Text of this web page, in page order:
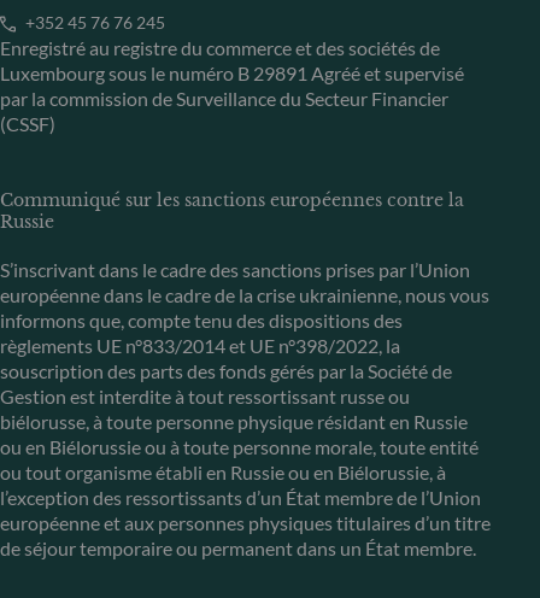
+352 45 76 76 245
Enregistré au registre du commerce et des sociétés de
Luxembourg sous le numéro B 29891 Agréé et supervisé
par la commission de Surveillance du Secteur Financier
(CSSF)
Communiqué sur les sanctions européennes contre la
Russie
S’inscrivant dans le cadre des sanctions prises par l’Union
européenne dans le cadre de la crise ukrainienne, nous vous
informons que, compte tenu des dispositions des
règlements UE n°833/2014 et UE n°398/2022, la
souscription des parts des fonds gérés par la Société de
Gestion est interdite à tout ressortissant russe ou
biélorusse, à toute personne physique résidant en Russie
ou en Biélorussie ou à toute personne morale, toute entité
ou tout organisme établi en Russie ou en Biélorussie, à
l’exception des ressortissants d’un État membre de l’Union
européenne et aux personnes physiques titulaires d’un titre
de séjour temporaire ou permanent dans un État membre.